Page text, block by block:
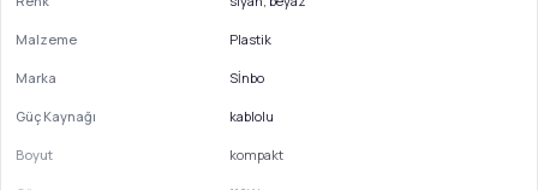
Malzeme Plastik
Marka Sİnbo
Güç Kaynağı kablolu
Boyut kompakt